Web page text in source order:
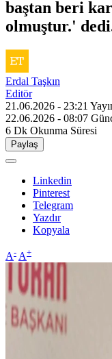
baştan beri
olmuştur.'
Erdal Taşkın
Editör
21.06.2026 - 23:21
22.06.2026 - 08:07
6 Dk Okunma Süresi
Paylaş
Linkedin
Pinterest
Telegram
Yazdır
Kopyala
A- A+